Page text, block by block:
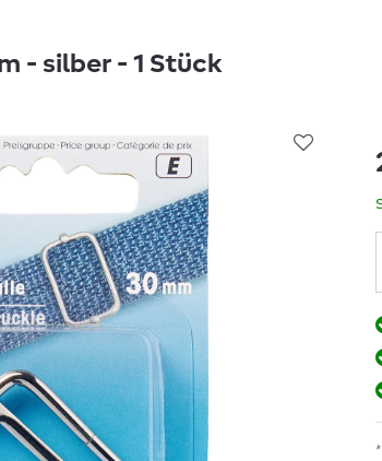
- silber - 1 Stück